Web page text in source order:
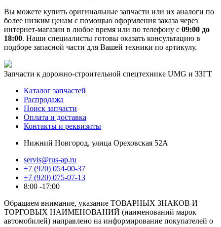
Вы можете купить оригинальные запчасти или их аналоги по
более низким ценам с помощью оформления заказа через
интернет-магазин в любое время или по телефону с 09:00 до
18:00. Наши специалисты готовы оказать консультацию в
подборе запасной части для Вашей техники по артикулу.
Запчасти к дорожно-строительной спецтехнике UMG и ЗЗГТ
Каталог запчастей
Распродажа
Поиск запчасти
Оплата и доставка
Контакты и реквизиты
Нижний Новгород, улица Ореховская 52А
servis@rus-ap.ru
+7 (920) 054-00-37
+7 (920) 075-07-13
8:00 -17:00
Обращаем внимание, указание ТОВАРНЫХ ЗНАКОВ И
ТОРГОВЫХ НАИМЕНОВАНИЙ (наименований марок
автомобилей) направлено на информирование покупателей о